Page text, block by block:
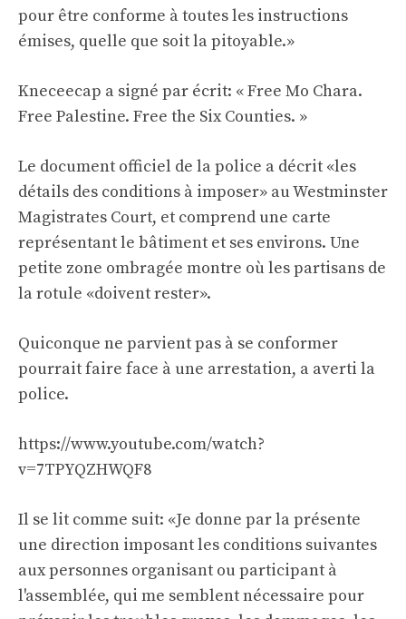
pour être conforme à toutes les instructions
émises, quelle que soit la pitoyable.»
Kneceecap a signé par écrit: « Free Mo Chara.
Free Palestine. Free the Six Counties. »
Le document officiel de la police a décrit «les
détails des conditions à imposer» au Westminster
Magistrates Court, et comprend une carte
représentant le bâtiment et ses environs. Une
petite zone ombragée montre où les partisans de
la rotule «doivent rester».
Quiconque ne parvient pas à se conformer
pourrait faire face à une arrestation, a averti la
police.
https://www.youtube.com/watch?
v=7TPYQZHWQF8
Il se lit comme suit: «Je donne par la présente
une direction imposant les conditions suivantes
aux personnes organisant ou participant à
l'assemblée, qui me semblent nécessaire pour